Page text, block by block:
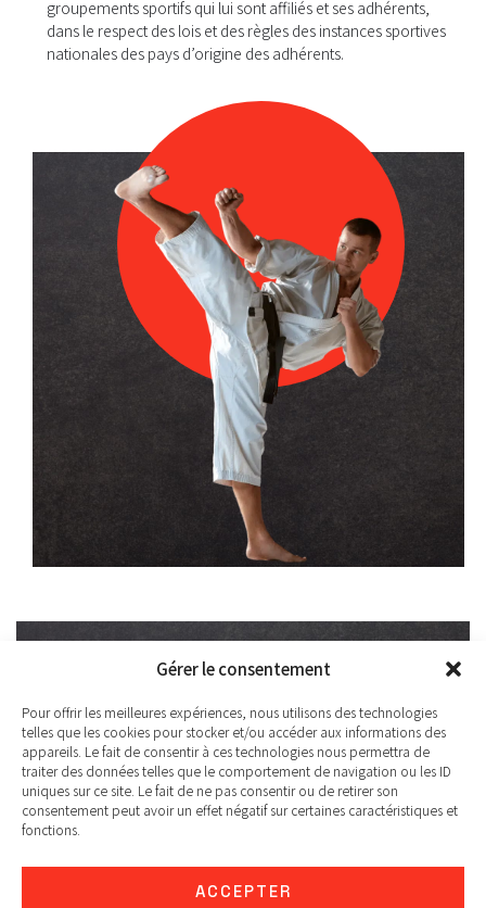
Gérer le consentement
Pour offrir les meilleures expériences, nous utilisons des technologies
telles que les cookies pour stocker et/ou accéder aux informations des
appareils. Le fait de consentir à ces technologies nous permettra de
traiter des données telles que le comportement de navigation ou les ID
uniques sur ce site. Le fait de ne pas consentir ou de retirer son
consentement peut avoir un effet négatif sur certaines caractéristiques et
fonctions.
ACCEPTER
groupements sportifs qui lui sont affiliés et ses adhérents,
dans le respect des lois et des règles des instances sportives
nationales des pays d’origine des adhérents.
La fédération mondiale de nihon tai-jitsu, nihon ju-jutsu (jitsu),